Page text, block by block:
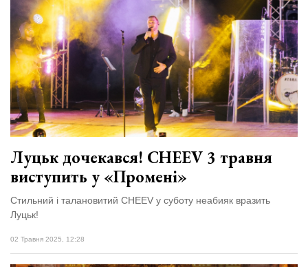
Луцьк дочекався! CHEEV 3 травня
виступить у «Промені»
Стильний і талановитий CHEEV у суботу неабияк вразить
Луцьк!
02 Травня 2025, 12:28